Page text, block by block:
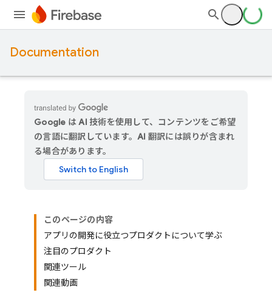
Documentation
Google は AI 技術を使用して、コンテンツをご希望
の言語に翻訳しています。AI 翻訳には誤りが含まれ
る場合があります。
このページの内容
アプリの開発に役立つプロダクトについて学ぶ
注目のプロダクト
関連ツール
関連動画